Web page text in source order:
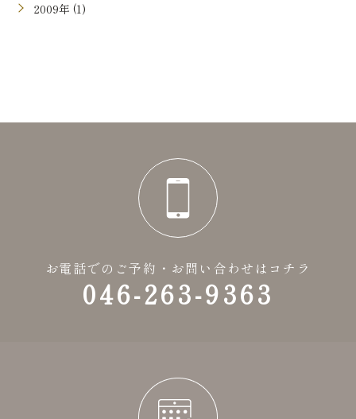
2009年 (1)
お電話でのご予約・お問い合わせはコチラ
046-263-9363